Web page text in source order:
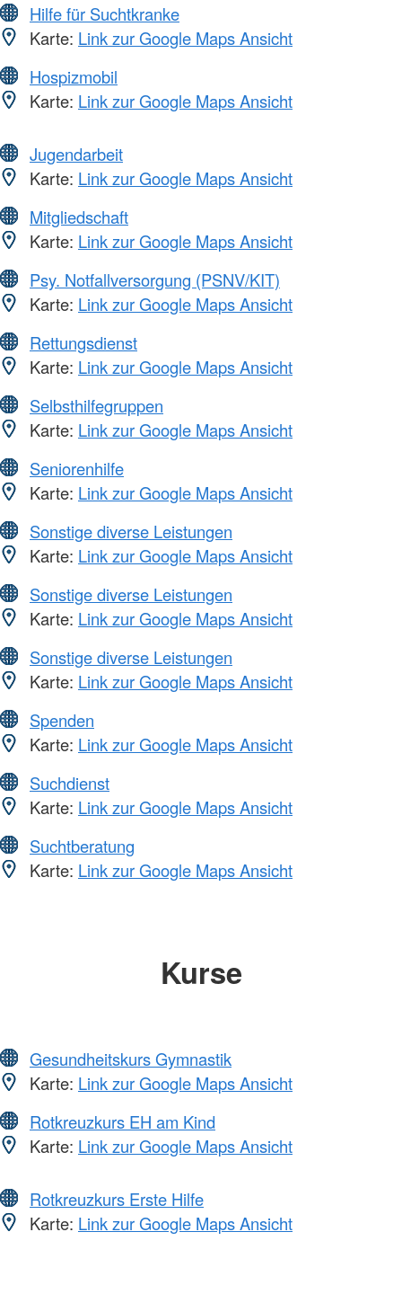
Hilfe für Suchtkranke
Karte: Link zur Google Maps Ansicht
Hospizmobil
Karte: Link zur Google Maps Ansicht
Jugendarbeit
Karte: Link zur Google Maps Ansicht
Mitgliedschaft
Karte: Link zur Google Maps Ansicht
Psy. Notfallversorgung (PSNV/KIT)
Karte: Link zur Google Maps Ansicht
Rettungsdienst
Karte: Link zur Google Maps Ansicht
Selbsthilfegruppen
Karte: Link zur Google Maps Ansicht
Seniorenhilfe
Karte: Link zur Google Maps Ansicht
Sonstige diverse Leistungen
Karte: Link zur Google Maps Ansicht
Sonstige diverse Leistungen
Karte: Link zur Google Maps Ansicht
Sonstige diverse Leistungen
Karte: Link zur Google Maps Ansicht
Spenden
Karte: Link zur Google Maps Ansicht
Suchdienst
Karte: Link zur Google Maps Ansicht
Suchtberatung
Karte: Link zur Google Maps Ansicht
Kurse
Gesundheitskurs Gymnastik
Karte: Link zur Google Maps Ansicht
Rotkreuzkurs EH am Kind
Karte: Link zur Google Maps Ansicht
Rotkreuzkurs Erste Hilfe
Karte: Link zur Google Maps Ansicht